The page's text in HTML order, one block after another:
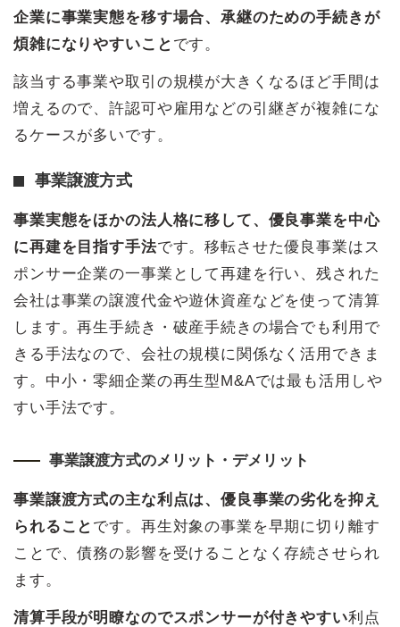
企業に事業実態を移す場合、承継のための手続きが
煩雑になりやすいこと です。
該当する事業や取引の規模が大きくなるほど手間は
増えるので、許認可や雇用などの引継ぎが複雑にな
るケースが多いです。
事業譲渡方式
事業実態をほかの法人格に移して、優良事業を中心
に再建を目指す手法です。移転させた優良事業はス
ポンサー企業の一事業として再建を行い、残された
会社は事業の譲渡代金や遊休資産などを使って清算
します。再生手続き・破産手続きの場合でも利用で
きる手法なので、会社の規模に関係なく活用できま
す。中小・零細企業の再生型M&Aでは最も活用しや
すい手法です。
事業譲渡方式のメリット・デメリット
事業譲渡方式の主な利点は、優良事業の劣化を抑え
られること です。再生対象の事業を早期に切り離す
ことで、債務の影響を受けることなく存続させられ
ます。
清算手段が明瞭なのでスポンサーが付きやすい利点